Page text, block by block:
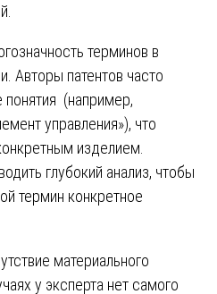
терминов в
Авторы патентов часто
(например,
управления»), что
изделием.
глубокий анализ, чтобы
термин конкретное
материального
у эксперта нет самого